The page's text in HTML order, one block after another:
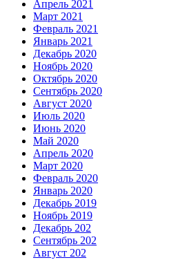
Апрель 2021
Март 2021
Февраль 2021
Январь 2021
Декабрь 2020
Ноябрь 2020
Октябрь 2020
Сентябрь 2020
Август 2020
Июль 2020
Июнь 2020
Май 2020
Апрель 2020
Март 2020
Февраль 2020
Январь 2020
Декабрь 2019
Ноябрь 2019
Декабрь 202
Сентябрь 202
Август 202